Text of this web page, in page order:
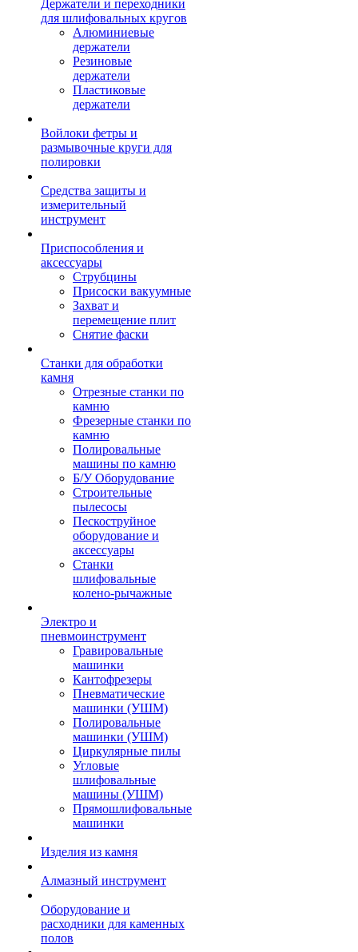
Держатели и переходники
для шлифовальных кругов
Алюминиевые
держатели
Резиновые
держатели
Пластиковые
держатели
Войлоки фетры и
размывочные круги для
полировки
Средства защиты и
измерительный
инструмент
Приспособления и
аксессуары
Струбцины
Присоски вакуумные
Захват и
перемещение плит
Снятие фаски
Станки для обработки
камня
Отрезные станки по
камню
Фрезерные станки по
камню
Полировальные
машины по камню
Б/У Оборудование
Строительные
пылесосы
Пескоструйное
оборудование и
аксессуары
Станки
шлифовальные
колено-рычажные
Электро и
пневмоинструмент
Гравировальные
машинки
Кантофрезеры
Пневматические
машинки (УШМ)
Полировальные
машинки (УШМ)
Циркулярные пилы
Угловые
шлифовальные
машины (УШМ)
Прямошлифовальные
машинки
Изделия из камня
Алмазный инструмент
Оборудование и
расходники для каменных
полов